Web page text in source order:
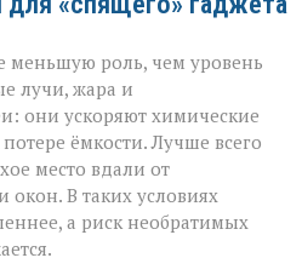
меньшую роль, чем уровень
лучи, жара и
они ускоряют химические
ёмкости. Лучше всего
место вдали от
В таких условиях
а риск необратимых